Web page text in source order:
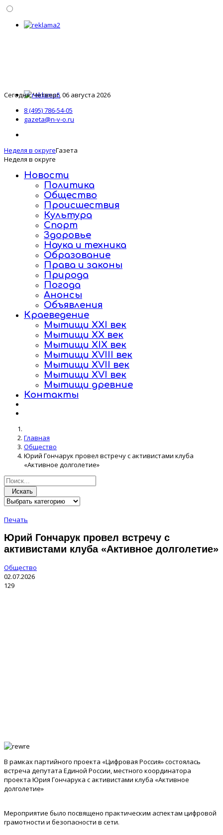
Сегодня: Четверг, 06 августа 2026
8 (495) 786-54-05
gazeta@n-v-o.ru
Неделя в округеГазета
Неделя в округе
Новости
Политика
Общество
Происшествия
Культура
Спорт
Здоровье
Наука и техника
Образование
Права и законы
Природа
Погода
Анонсы
Объявления
Краеведение
Мытищи XXI век
Мытищи XX век
Мытищи XIX век
Мытищи XVIII век
Мытищи XVII век
Мытищи XVI век
Мытищи древние
Контакты
Главная
Общество
Юрий Гончарук провел встречу с активистами клуба
«Активное долголетие»
Искать
Печать
Юрий Гончарук провел встречу с
активистами клуба «Активное долголетие»
Общество
02.07.2026
129
В рамках партийного проекта «Цифровая Россия» состоялась
встреча депутата Единой России, местного координатора
проекта Юрия Гончарука с активистами клуба «Активное
долголетие»
Мероприятие было посвящено практическим аспектам цифровой
грамотности и безопасности в сети.